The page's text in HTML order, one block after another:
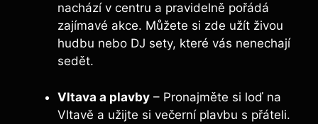
nachází v centru a pravidelně pořádá
zajímavé akce. Můžete si zde ‍užít živou
hudbu ⁤nebo DJ sety, které vás ​nenechají⁣
sedět.
Vltava a plavby – Pronajměte si loď na
Vltavě a užijte si večerní plavbu⁤ s přáteli.